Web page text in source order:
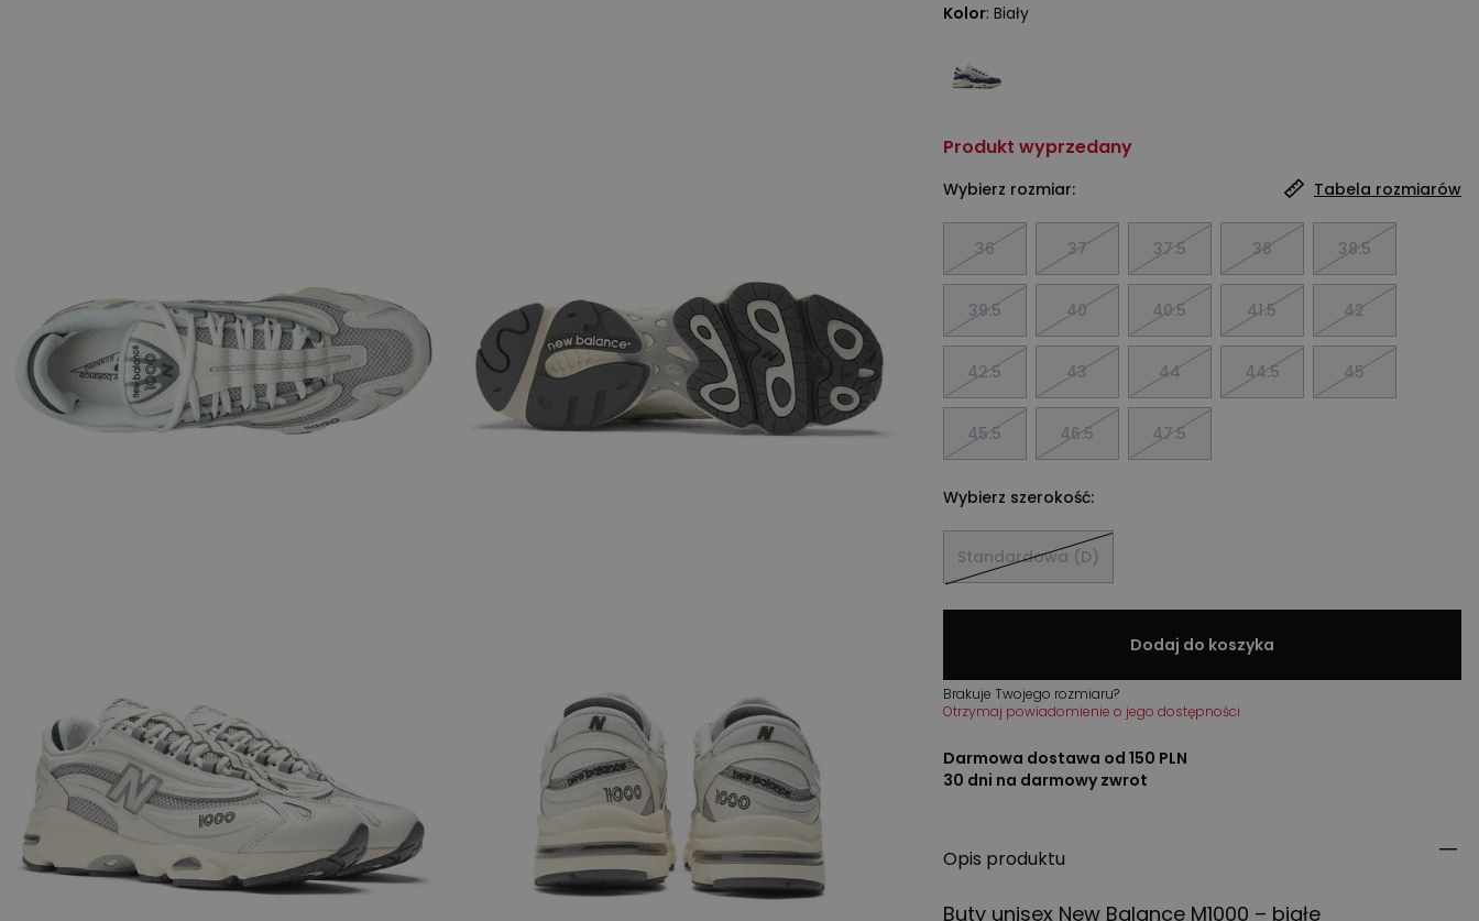
Kolor: Biały
Produkt wyprzedany
Wybierz rozmiar: Tabela rozmiarów
36 37 37.5 38 38.5
39.5 40 40.5 41.5 42
42.5 43 44 44.5 45
45.5 46.5 47.5
Wybierz szerokość:
Standardowa (D)
Dodaj do koszyka
Brakuje Twojego rozmiaru?
Otrzymaj powiadomienie o jego dostępności
Darmowa dostawa od 150 PLN
30 dni na darmowy zwrot
Opis produktu
Buty unisex New Balance M1000 – białe